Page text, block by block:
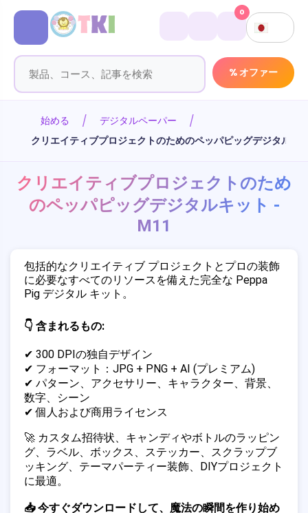
% オファー
0
始める
デジタルペーパー
クリエイティブプロジェクトのためのペッパピッグデジタルキ
クリエイティブプロジェクトのため
のペッパピッグデジタルキット -
M11
包括的なクリエイティブ プロジェクトとプロの装飾
に必要なすべてのリソースを備えた完全な Peppa
Pig デジタル キット。
👇 含まれるもの:
✔ 300 DPIの独自デザイン
✔ フォーマット：JPG + PNG + AI (プレミアム)
✔ パターン、アクセサリー、キャラクター、背景、
数字、シーン
✔ 個人および商用ライセンス
🚀 カスタム招待状、キャンディやボトルのラッピン
グ、ラベル、ボックス、ステッカー、スクラップブ
ッキング、テーマパーティー装飾、DIYプロジェクト
に最適。
📥 今すぐダウンロードして、魔法の瞬間を作り始め